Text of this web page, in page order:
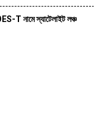
T নামে স্যাটেলাইট লঞ্চ